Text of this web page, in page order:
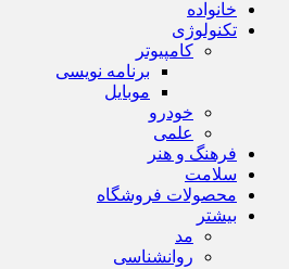
خانواده
تکنولوژی
کامپیوتر
برنامه نویسی
موبایل
خودرو
علمی
فرهنگ و هنر
سلامت
محصولات فروشگاه
بیشتر
مد
روانشناسی